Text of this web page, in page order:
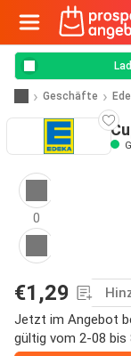
Geschäfte
0
€1,29
Jetzt im Angebot
gültig vom 2-08 bis